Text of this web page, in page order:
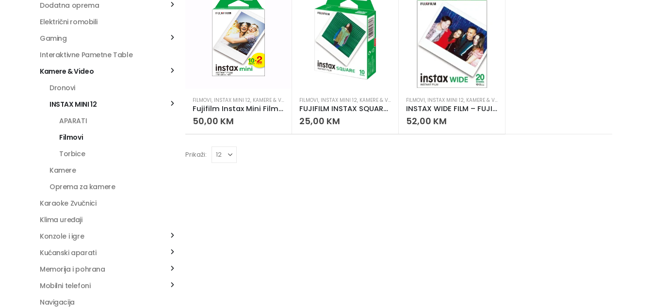
FILMOVI, INSTAX MINI 12, KAMERE & VIDEO
Fujifilm Instax Mini Film 2×10 (20 Fotografija)
50,00 KM
FILMOVI, INSTAX MINI 12, KAMERE & VIDEO
FUJIFILM INSTAX SQUARE FILM – INSTANT FILM ZA KVADRATNE FOTOGRAFIJE
25,00 KM
FILMOVI, INSTAX MINI 12, KAMERE & VIDEO
INSTAX WIDE FILM – FUJIFILM ORIGINALNI INSTANT FILM
52,00 KM
Prikaži:
Dodatna oprema
Električni romobili
Gaming
Interaktivne Pametne Table
Kamere & Video
Dronovi
INSTAX MINI 12
APARATI
Filmovi
Torbice
Kamere
Oprema za kamere
Karaoke Zvučnici
Klima uređaji
Konzole i igre
Kućanski aparati
Memorija i pohrana
Mobilni telefoni
Navigacija